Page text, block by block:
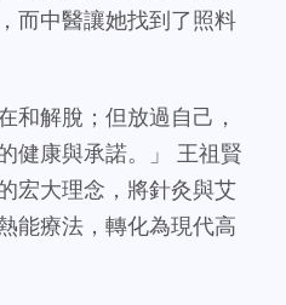
而中醫讓她找到了照料
和解脫；但放過自己，
健康與承諾。」 王祖賢
宏大理念，將針灸與艾
能療法，轉化為現代高